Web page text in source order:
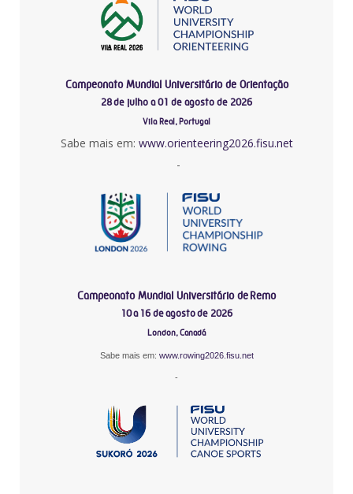
Campeonato Mundial Universitário de Orientação
28 de julho a 01 de agosto de 2026
Vila Real, Portugal
Sabe mais em: www.orienteering2026.fisu.net
-
Campeonato Mundial Universitário de Remo
10 a 16 de agosto de 2026
London, Canadá
Sabe mais em: www.rowing2026.fisu.net
-